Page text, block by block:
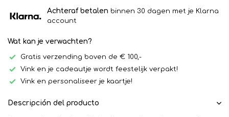
Achteraf betalen binnen 30 dagen met je Klarna
account
Wat kan je verwachten?
Gratis verzending boven de € 100,-
Vink en je cadeautje wordt feestelijk verpakt!
Vink en personaliseer je kaartje!
Descripción del producto